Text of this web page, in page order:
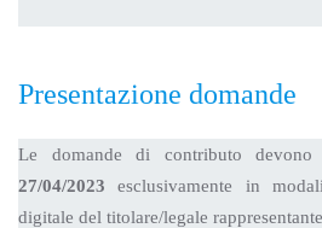
Presentazione domande
Le domande di contributo
27/04/2023esclusivamente in
digitale del titolare/legale